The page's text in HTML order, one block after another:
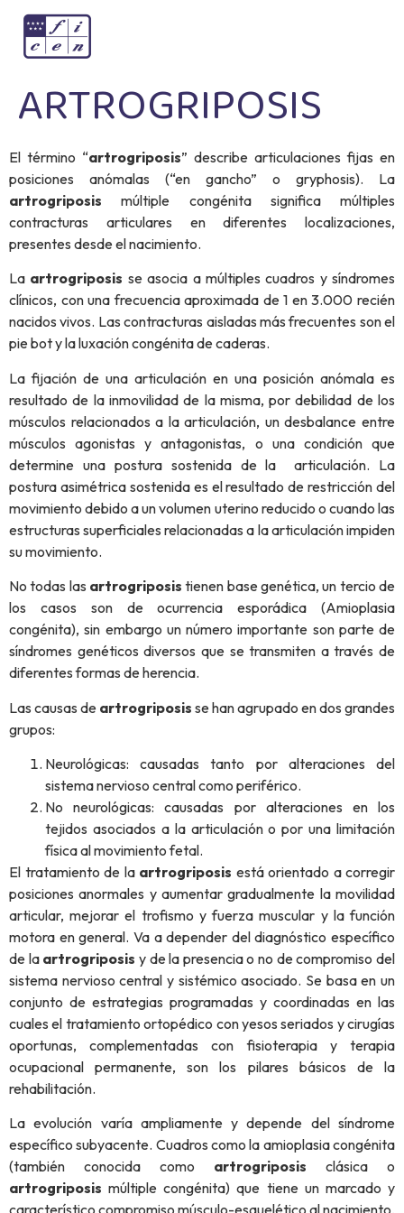
ARTROGRIPOSIS
El término “artrogriposis” describe articulaciones fijas en
posiciones anómalas (“en gancho” o gryphosis). La
artrogriposismúltiple congénita significa múltiples
contracturas articulares en diferentes localizaciones,
presentes desde el nacimiento.
La artrogriposis se asocia a múltiples cuadros y síndromes
clínicos, con una frecuencia aproximada de 1 en 3.000 recién
nacidos vivos. Las contracturas aisladas más frecuentes son el
pie bot y la luxación congénita de caderas.
La fijación de una articulación en una posición anómala es
resultado de la inmovilidad de la misma, por debilidad de los
músculos relacionados a la articulación, un desbalance entre
músculos agonistas y antagonistas, o una condición que
determine una postura sostenida de la articulación. La
postura asimétrica sostenida es el resultado de restricción del
movimiento debido a un volumen uterino reducido o cuando las
estructuras superficiales relacionadas a la articulación impiden
su movimiento.
No todas las artrogriposis tienen base genética, un tercio de
los casos son de ocurrencia esporádica (Amioplasia
congénita), sin embargo un número importante son parte de
síndromes genéticos diversos que se transmiten a través de
diferentes formas de herencia.
Las causas de artrogriposis se han agrupado en dos grandes
grupos:
Neurológicas: causadas tanto por alteraciones del
sistema nervioso central como periférico.
No neurológicas: causadas por alteraciones en los
tejidos asociados a la articulación o por una limitación
física al movimiento fetal.
El tratamiento de la artrogriposis está orientado a corregir
posiciones anormales y aumentar gradualmente la movilidad
articular, mejorar el trofismo y fuerza muscular y la función
motora en general. Va a depender del diagnóstico específico
de la artrogriposis y de la presencia o no de compromiso del
sistema nervioso central y sistémico asociado. Se basa en un
conjunto de estrategias programadas y coordinadas en las
cuales el tratamiento ortopédico con yesos seriados y cirugías
oportunas, complementadas con fisioterapia y terapia
ocupacional permanente, son los pilares básicos de la
rehabilitación.
La evolución varía ampliamente y depende del síndrome
específico subyacente. Cuadros como la amioplasia congénita
(también conocida como artrogriposis clásica o
artrogriposis múltiple congénita) que tiene un marcado y